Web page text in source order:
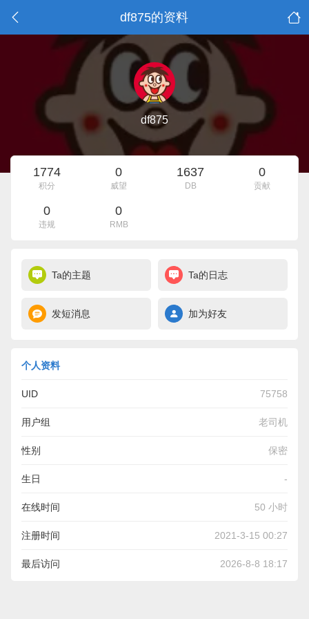
df875的资料
df875
1774
积分
0
威望
1637
DB
0
贡献
0
违规
0
RMB
Ta的主题 Ta的日志
发短消息 加为好友
个人资料
UID 75758
用户组 老司机
性别 保密
生日 -
在线时间 50 小时
注册时间 2021-3-15 00:27
最后访问 2026-8-8 18:17